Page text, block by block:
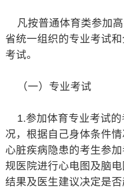
凡按普通体育类参加
省统一组织的专业考试
考试。
（一）专业考试
1.参加体育专业考试的
况，根据自己身体条件
心脏疾病隐患的考生参
规医院进行心电图及脑
结果及医生建议决定是